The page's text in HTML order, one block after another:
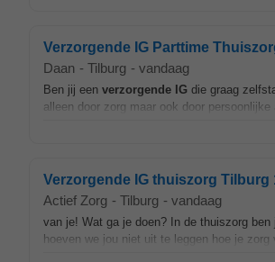
Verzorgende IG Parttime
Daan - Tilburg - vandaag
Ben jij een verzorgende IG die graag
alleen door zorg maar ook door
Verzorgende IG thuiszorg Tilburg
Actief Zorg - Tilburg - vandaag
van je! Wat ga je doen? In de thuiszorg
hoeven we jou niet uit te leggen hoe je